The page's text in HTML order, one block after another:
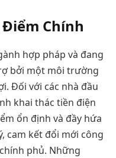
Chính
hợp pháp và đang
bởi một môi trường
Đối với các nhà đầu
khai thác tiền điện
ổn định và đầy hứa
cam kết đổi mới công
phủ. Những